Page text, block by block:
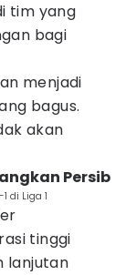
tim yang
bagi
menjadi
bagus.
akan
Persib
di Liga 1
tinggi
lanjutan